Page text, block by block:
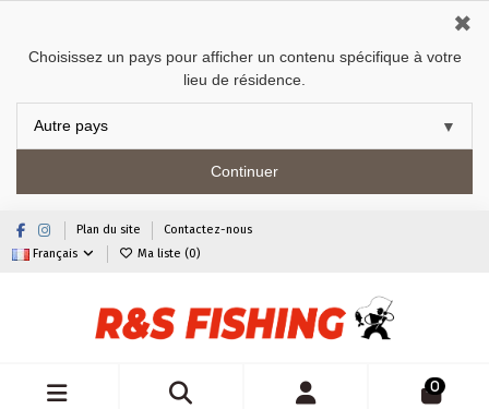
Choisissez un pays pour afficher un contenu spécifique à votre
lieu de résidence.
Continuer
✖
Plan du site
Contactez-nous
Français
Ma liste (0)
0